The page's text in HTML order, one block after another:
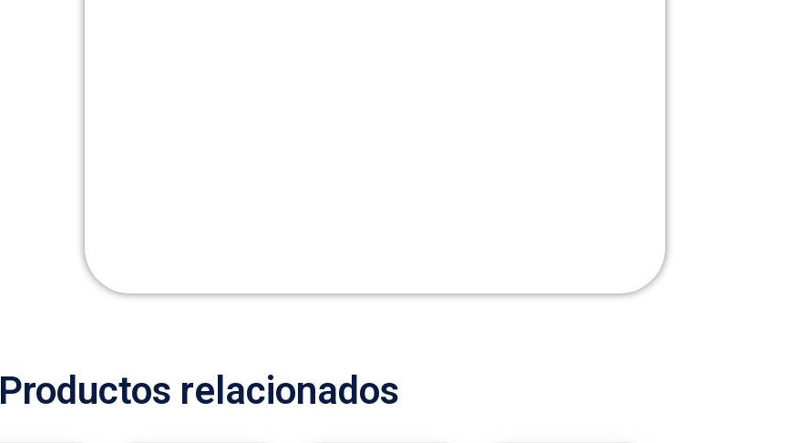
Productos relacionados